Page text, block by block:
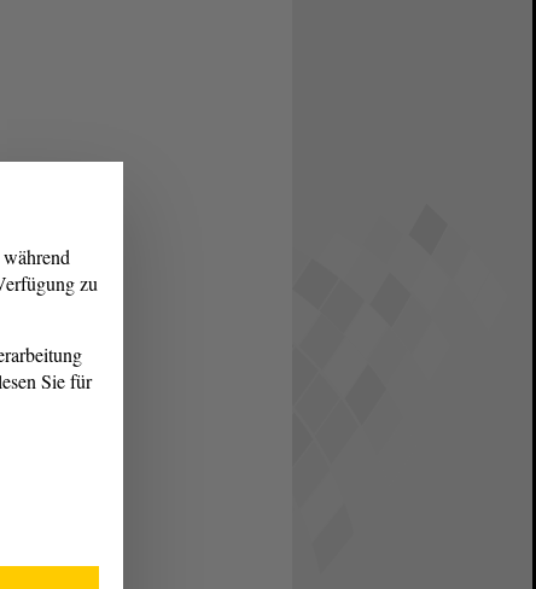
zu
Sie für